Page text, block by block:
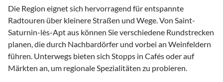
Die Region eignet sich hervorragend für entspannte
Radtouren über kleinere Straßen und Wege. Von Saint-
Saturnin-lès-Apt aus können Sie verschiedene Rundstrecken
planen, die durch Nachbardörfer und vorbei an Weinfeldern
führen. Unterwegs bieten sich Stopps in Cafés oder auf
Märkten an, um regionale Spezialitäten zu probieren.